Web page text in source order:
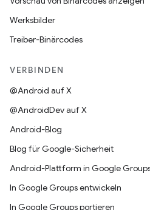
Werksbilder
Treiber-Binärcodes
VERBINDEN
@Android auf X
@AndroidDev auf X
Android-Blog
Blog für Google-Sicherheit
Android-Plattform in Google
In Google Groups entwickeln
In Google Groups portieren